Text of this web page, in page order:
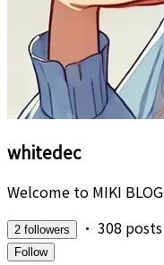
whitedec
Welcome to MIKI BLOG
2 followers • 308 posts
Follow